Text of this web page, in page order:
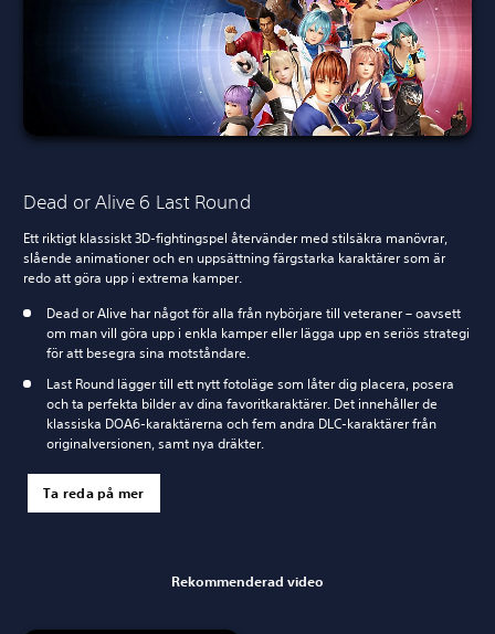
Dead or Alive 6 Last Round
Ett riktigt klassiskt 3D-fightingspel återvänder med stilsäkra manövrar,
slående animationer och en uppsättning färgstarka karaktärer som är
redo att göra upp i extrema kamper.
Dead or Alive har något för alla från nybörjare till veteraner – oavsett
om man vill göra upp i enkla kamper eller lägga upp en seriös strategi
för att besegra sina motståndare.
Last Round lägger till ett nytt fotoläge som låter dig placera, posera
och ta perfekta bilder av dina favoritkaraktärer. Det innehåller de
klassiska DOA6-karaktärerna och fem andra DLC-karaktärer från
originalversionen, samt nya dräkter.
Ta reda på mer
Rekommenderad video